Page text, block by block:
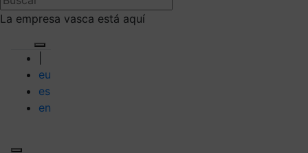
La empresa vasca está aquí
eu
es
en